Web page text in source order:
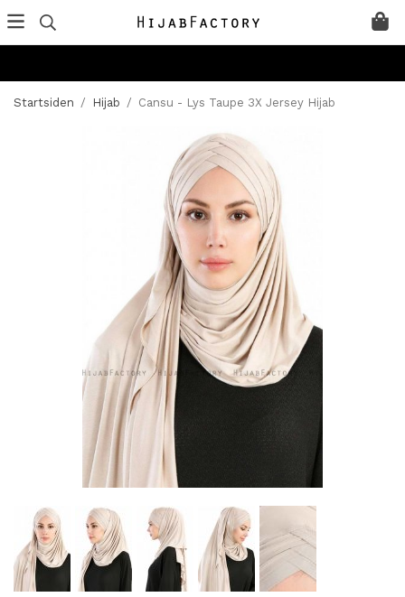
Startsiden / Hijab / Cansu - Lys Taupe 3X Jersey Hijab